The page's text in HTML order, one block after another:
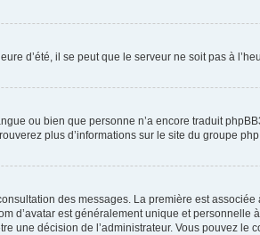
d’été, il se peut que le serveur ne soit pas à
ou bien que personne n’a encore traduit
plus d’informations sur le site du groupe
des messages. La première est
d’avatar est généralement unique et personnelle
une décision de l’administrateur. Vous pouvez le